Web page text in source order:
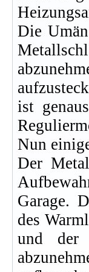
Die
ist
Nun
Der
Garage.
des
und der